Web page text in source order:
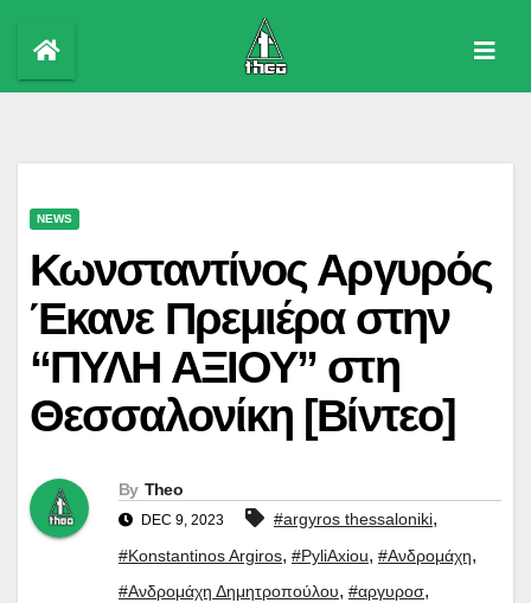
content
NEWS
Κωνσταντίνος Αργυρός
Έκανε Πρεμιέρα στην
“ΠΥΛΗ ΑΞΙΟΥ” στη
Θεσσαλονίκη [Βίντεο]
By Theo
DEC 9, 2023 #argyros thessaloniki,
#Konstantinos Argiros, #PyliAxiou, #Ανδρομάχη,
#Ανδρομάχη Δημητροπούλου, #αργυροσ,